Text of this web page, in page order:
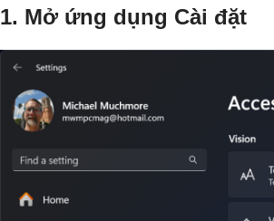
1. Mở ứng dụng Cài đặt